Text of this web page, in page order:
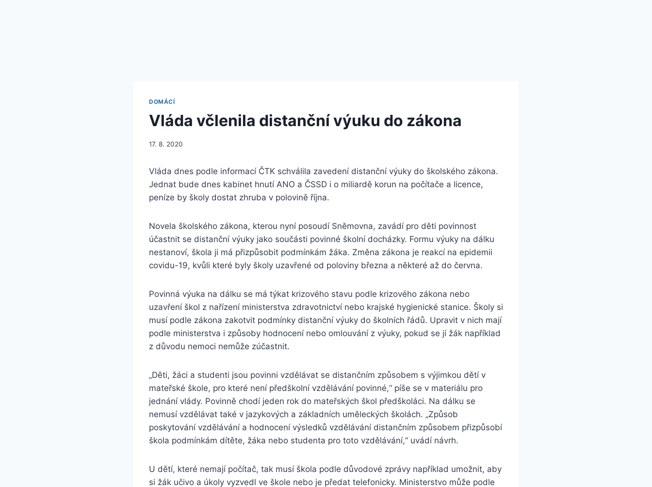
DOMÁCÍ
Vláda včlenila distanční výuku do zákona
17. 8. 2020
Vláda dnes podle informací ČTK schválila zavedení distanční výuky do školského zákona.
Jednat bude dnes kabinet hnutí ANO a ČSSD i o miliardě korun na počítače a licence,
peníze by školy dostat zhruba v polovině října.
Novela školského zákona, kterou nyní posoudí Sněmovna, zavádí pro děti povinnost
účastnit se distanční výuky jako součásti povinné školní docházky. Formu výuky na dálku
nestanoví, škola ji má přizpůsobit podmínkám žáka. Změna zákona je reakcí na epidemii
covidu-19, kvůli které byly školy uzavřené od poloviny března a některé až do června.
Povinná výuka na dálku se má týkat krizového stavu podle krizového zákona nebo
uzavření škol z nařízení ministerstva zdravotnictví nebo krajské hygienické stanice. Školy si
musí podle zákona zakotvit podmínky distanční výuky do školních řádů. Upravit v nich mají
podle ministerstva i způsoby hodnocení nebo omlouvání z výuky, pokud se jí žák například
z důvodu nemoci nemůže zúčastnit.
„Děti, žáci a studenti jsou povinni vzdělávat se distančním způsobem s výjimkou dětí v
mateřské škole, pro které není předškolní vzdělávání povinné,“ píše se v materiálu pro
jednání vlády. Povinně chodí jeden rok do mateřských škol předškoláci. Na dálku se
nemusí vzdělávat také v jazykových a základních uměleckých školách. „Způsob
poskytování vzdělávání a hodnocení výsledků vzdělávání distančním způsobem přizpůsobí
škola podmínkám dítěte, žáka nebo studenta pro toto vzdělávání,“ uvádí návrh.
U dětí, které nemají počítač, tak musí škola podle důvodové zprávy například umožnit, aby
si žák učivo a úkoly vyzvedl ve škole nebo je předat telefonicky. Ministerstvo může podle